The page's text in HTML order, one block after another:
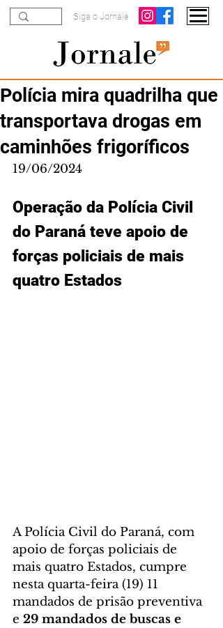
Siga o Jornale
Polícia mira quadrilha que
transportava drogas em
caminhões frigoríficos
19/06/2024
Operação da Polícia Civil
do Paraná teve apoio de
forças policiais de mais
quatro Estados
A Polícia Civil do Paraná, com
apoio de forças policiais de
mais quatro Estados, cumpre
nesta quarta-feira (19) 11
mandados de prisão preventiva
e 29 mandados de buscas e